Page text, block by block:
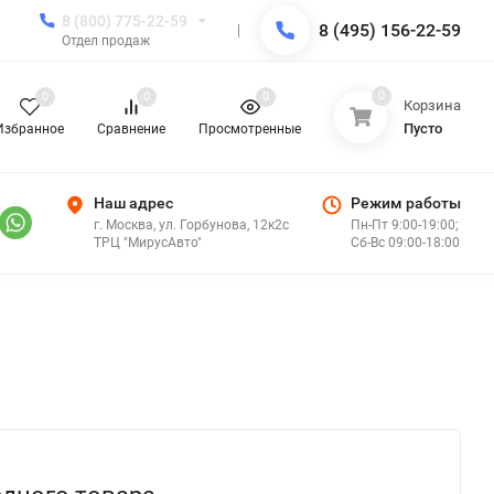
8 (800) 775-22-59
Отдел продаж 8 (495) 156-22-59
0
Сравнение
0
Просмотренные
0 0
Корзина
Пусто
Наш адрес
г. Москва, ул. Горбунова, 12к2с
ТРЦ "МирусАвто"
Режим работы
Пн-Пт 9:00-19:00;
Сб-Вс 09:00-18:00